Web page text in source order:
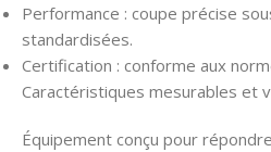
Performance : coupe précise
standardisées.
Certification : conforme aux
Caractéristiques mesurables et
Équipement conçu pour